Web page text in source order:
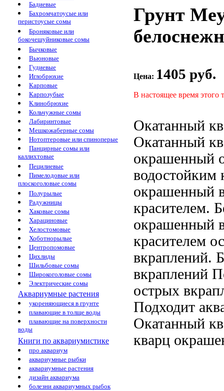
Бадиевые
Бахромчатоусые или
перистоусые сомы
Броняковые или
бокочешуйниковые сомы
Бычковые
Вьюновые
Гудиевые
Иглобрюхие
Карповые
Карпозубые
Клинобрюхие
Кольчужные сомы
Лабиринтовые
Мешкожаберные сомы
Нотоптеровые или спиноперые
Панцирные сомы или
каллихтовые
Пецилиевые
Пимелодовые или
плоскоголовые сомы
Полурылые
Радужницы
Хаковые сомы
Харациновые
Хелостомовые
Хоботнорылые
Центропомовые
Цихлиды
Шильбовые сомы
Широкоголовые сомы
Электрические сомы
Аквариумные растения
укореняющиеся в грунте
плавающие в толще воды
плавающие на поверхности
воды
Книги по аквариумистике
про аквариум
аквариумные рыбки
аквариумные растения
дизайн аквариума
болезни аквариумных рыбок
Грунт
Цена: 1405 руб.
В настоящее время этого
Окатанный
Окатанный
окрашенный
водостойким
окрашенный
красителем.
окрашенный
красителем
вкраплений.
вкраплений
острых
Подходит
Окатанный
кварц